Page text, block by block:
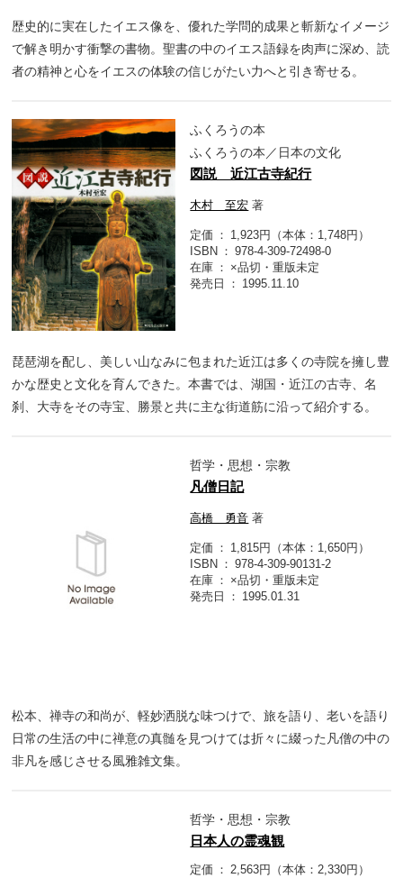
歴史的に実在したイエス像を、優れた学問的成果と斬新なイメージ
で解き明かす衝撃の書物。聖書の中のイエス語録を肉声に深め、読
者の精神と心をイエスの体験の信じがたい力へと引き寄せる。
ふくろうの本
ふくろうの本／日本の文化
図説 近江古寺紀行
木村 至宏 著
定価
1,923円（本体：1,748円）
ISBN
978-4-309-72498-0
在庫
×品切・重版未定
発売日
1995.11.10
琵琶湖を配し、美しい山なみに包まれた近江は多くの寺院を擁し豊
かな歴史と文化を育んできた。本書では、湖国・近江の古寺、名
刹、大寺をその寺宝、勝景と共に主な街道筋に沿って紹介する。
哲学・思想・宗教
凡僧日記
高橋 勇音 著
定価
1,815円（本体：1,650円）
ISBN
978-4-309-90131-2
在庫
×品切・重版未定
発売日
1995.01.31
松本、禅寺の和尚が、軽妙洒脱な味つけで、旅を語り、老いを語り
日常の生活の中に禅意の真髄を見つけては折々に綴った凡僧の中の
非凡を感じさせる風雅雑文集。
哲学・思想・宗教
日本人の霊魂観
定価
2,563円（本体：2,330円）